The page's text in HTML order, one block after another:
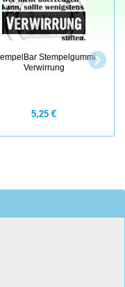
Stempelgummi
Verwirrung
5,25 €